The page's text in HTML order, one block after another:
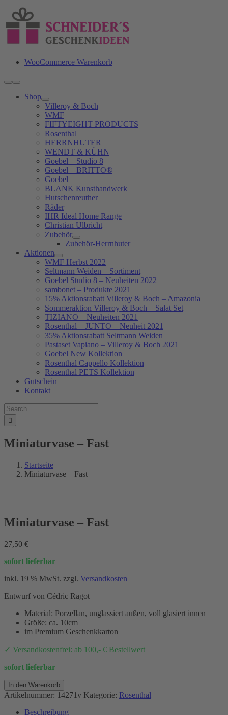
Inhalt
springen
WooCommerce Warenkorb
Toggle
Navigation
Shop
Villeroy & Boch
WMF
FIFTYEIGHT PRODUCTS
Rosenthal
HERRNHUTER
WENDT & KÜHN
Goebel – Studio 8
Goebel – BRITTO®
Goebel
BLANK Kunsthandwerk
Hutschenreuther
Räder
IHR Ideal Home Range
Christian Ulbricht
Zubehör
Zubehör-Herrnhuter
Aktionen
WMF Herbst 2022
Seltmann Weiden – Sortiment
Goebel Studio 8 – Neuheiten 2022
sambonet – Produkte 2021
15% Aktionsrabatt Villeroy & Boch – Amazonia
Sommeraktion Villeroy & Boch – Salat Set
TIZIANO – Neuheiten 2021
Rosenthal – JUNTO – Neuheit 2021
35% Aktionsrabatt Seltmann Weiden
Pastaset Vapiano – Villeroy & Boch 2021
Goebel New Kollektion
Rosenthal Cappello Kollektion
Rosenthal PETS Kollektion
Gutschein
Kontakt
Suche
nach:
Miniaturvase – Fast
Startseite
Miniaturvase – Fast
Miniaturvase – Fast
27,50 €
sofort lieferbar
inkl. 19 % MwSt. zzgl. Versandkosten
Entwurf von Cédric Ragot
Material: Porzellan, unglassiert außen, voll glasiert innen
Größe: ca. 10cm
im Premium Geschenkkarton
✓ Versandkostenfrei: ab 100,- € Bestellwert
sofort lieferbar
Miniaturvase
-
Menge
In den Warenkorb
Artikelnummer: 14271v Kategorie: Rosenthal
Beschreibung